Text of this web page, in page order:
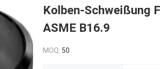
Kolben-Schweißung
ASME B16.9
MOQ: 50